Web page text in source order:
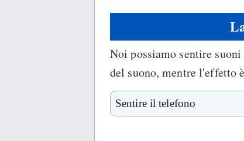
Noi possiamo sentire
del suono, mentre l'effetto
Sentire il telefono